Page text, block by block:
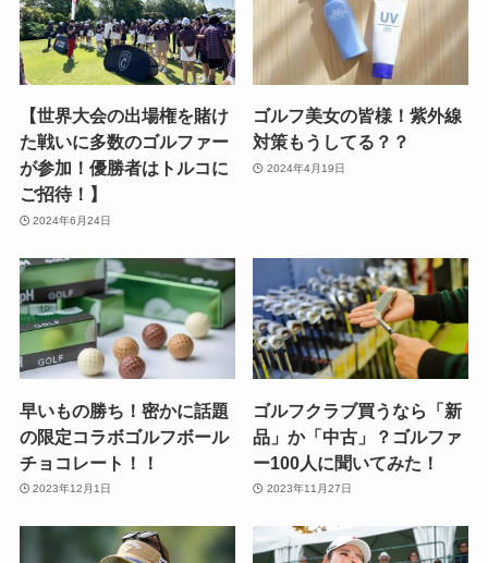
【世界大会の出場権を賭け
た戦いに多数のゴルファー
が参加！優勝者はトルコに
ご招待！】
2024年6月24日
ゴルフ美女の皆様！紫外線
対策もうしてる？？
2024年4月19日
早いもの勝ち！密かに話題
の限定コラボゴルフボール
チョコレート！！
2023年12月1日
ゴルフクラブ買うなら「新
品」か「中古」？ゴルファ
ー100人に聞いてみた！
2023年11月27日